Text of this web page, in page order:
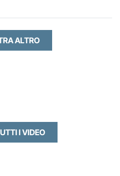
ALTRO
I VIDEO